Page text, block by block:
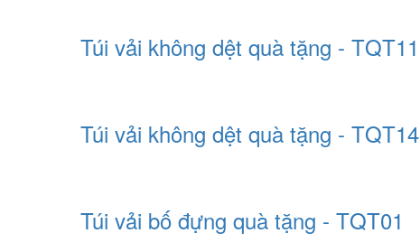
Túi vải không dệt quà tặng - TQT11
Túi vải không dệt quà tặng - TQT14
Túi vải bố đựng quà tặng - TQT01